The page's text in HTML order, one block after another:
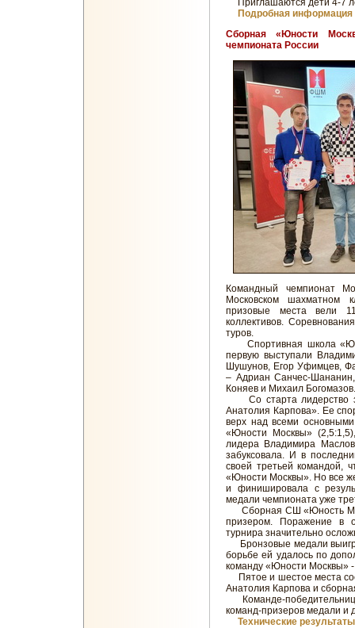
Приглашаются дети 4-7
Подробная информация
Сборная «Юности
чемпионата России
Командный чемпионат
Московском шахматном
призовые места вели
коллективов.
туров.
Спортивная школа
первую выступали
Шушунов, Егор Уфимцев,
– Адриан Санчес-
Коняев и Михаил Богомазов.
Со старта лидерство
Анатолия Карпова». Ее
верх над всеми
«Юности Москвы»
лидера Владимира
забуксовала. И в
своей третьей командой,
«Юности Москвы». Но все
и финишировала с
медали чемпионата уже
Сборная СШ «Юность
призером. Поражение в
турнира значительно
Бронзовые медали
борьбе ей удалось по
команду «Юности Москвы» -
Пятое и шестое места
Анатолия Карпова и
Команде-
команд-призеров медали и
Технические результаты